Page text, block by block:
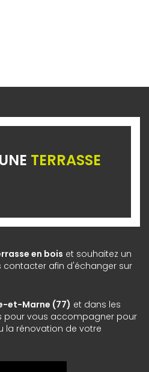
TERRASSE
en bois et souhaitez un
contacter afin d'échanger sur
et-Marne (77) et dans les
pour vous accompagner pour
la rénovation de votre